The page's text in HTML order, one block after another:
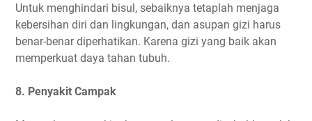
Untuk menghindari bisul, sebaiknya tetaplah menjaga
kebersihan diri dan lingkungan, dan asupan gizi harus
benar-benar diperhatikan. Karena gizi yang baik akan
memperkuat daya tahan tubuh.
8. Penyakit Campak